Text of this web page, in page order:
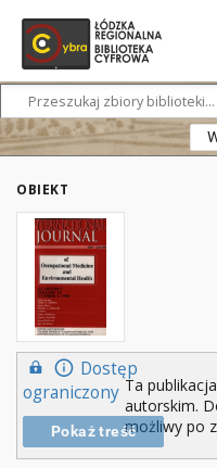
OBIEKT
Dostęp
ograniczony
Pokaż treść
Ta
autorskim.
możliwy po